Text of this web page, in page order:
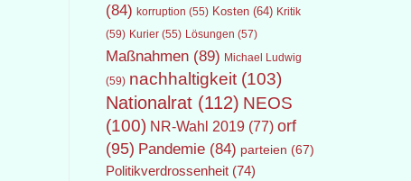
(84) korruption (55) Kosten(64) Kritik
(59) Kurier(55) Lösungen (57)
Maßnahmen(89) Michael Ludwig
(59) nachhaltigkeit(103)
Nationalrat(112) NEOS
(100) NR-Wahl 2019(77) orf
(95) Pandemie(84) parteien (67)
Politikverdrossenheit(74)